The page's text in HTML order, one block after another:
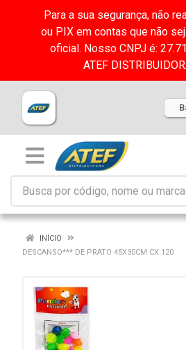
Para a sua segurança, não
ou PIX em contas que não
oficial. Nosso CNPJ é:
ATEF
INÍCIO
DESCANSO*** DE PRATO 45X30CM CX:120